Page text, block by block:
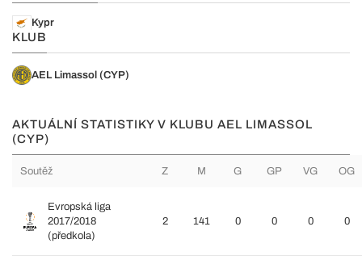
Kypr
KLUB
AEL Limassol (CYP)
AKTUÁLNÍ STATISTIKY V KLUBU AEL LIMASSOL
(CYP)
Soutěž Z M G GP VG OG
Evropská liga
2017/2018
(předkola)
2 141 0 0 0 0